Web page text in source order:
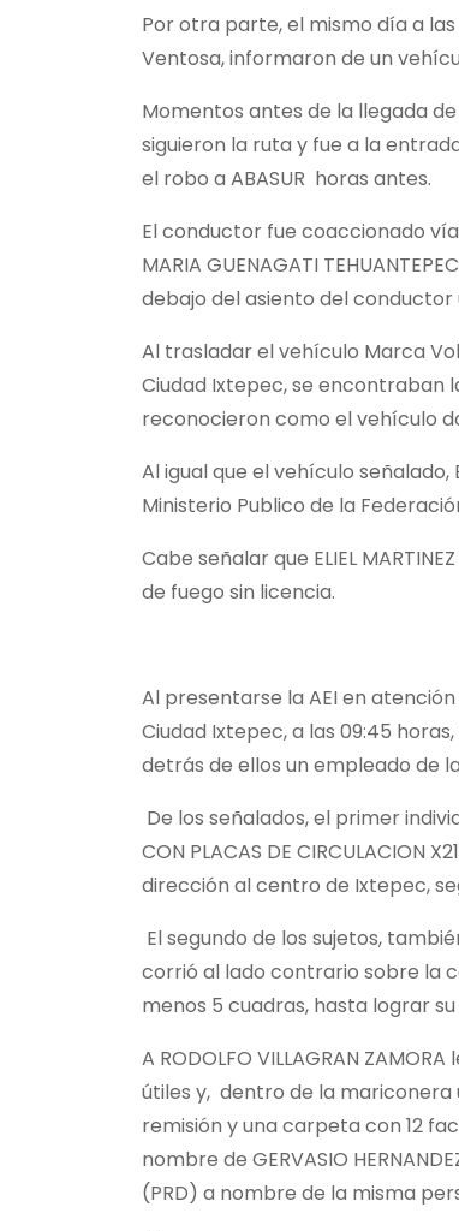
Por otra parte, el mismo día a
Ventosa, informaron de un
Momentos antes de la llegada
siguieron la ruta y fue a la
el robo a ABASUR horas antes.
El conductor fue coaccionado vía
MARIA GUENAGATI
debajo del asiento del conductor
Al trasladar el vehículo Marca
Ciudad Ixtepec, se encontraban
reconocieron como el vehículo
Al igual que el vehículo señalado,
Ministerio Publico de la
Cabe señalar que ELIEL
de fuego sin licencia.
Al presentarse la AEI en
Ciudad Ixtepec, a las 09:45
detrás de ellos un empleado de
De los señalados, el primer
CON PLACAS DE CIRCULACION
dirección al centro de Ixtepec,
El segundo de los sujetos,
corrió al lado contrario sobre la
menos 5 cuadras, hasta lograr
A RODOLFO VILLAGRAN
útiles y, dentro de la mariconera
remisión y una carpeta con 12
nombre de GERVASIO
(PRD) a nombre de la misma